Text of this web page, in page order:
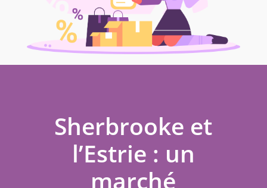
Sherbrooke et
l’Estrie : un
marché